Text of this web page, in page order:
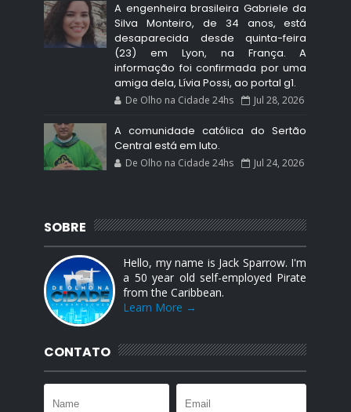
A engenheira brasileira Gabriele da
Silva Monteiro, de 34 anos, está
desaparecida desde quinta-feira
(23) em Lyon, na França. A
informação foi confirmada por uma
amiga dela, Lívia Possi, ao portal g1.
De Olho na Cidade 24hs Jul 28, 2026
A comunidade católica do Sertão
Central está em luto.
De Olho na Cidade 24hs Jul 24, 2026
SOBRE
Hello, my name is Jack Sparrow. I'm
a 50 year old self-employed Pirate
from the Caribbean.
Learn More →
CONTATO